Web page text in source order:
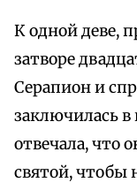
К одной деве,
затворе
Серапион и
заключилась в
отвечала, что
святой, чтобы